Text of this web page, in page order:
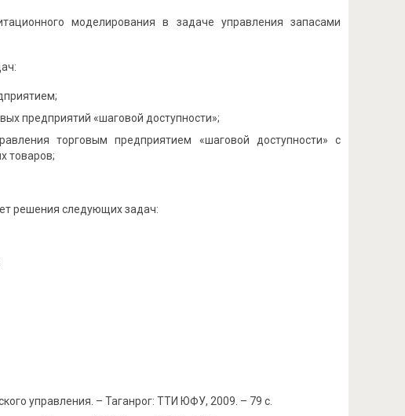
моделирования в задаче управления запасами
предприятий «шаговой доступности»;
торговым предприятием «шаговой доступности» с
товаров;
решения следующих задач:
управления. – Таганрог: ТТИ ЮФУ, 2009. – 79 с.